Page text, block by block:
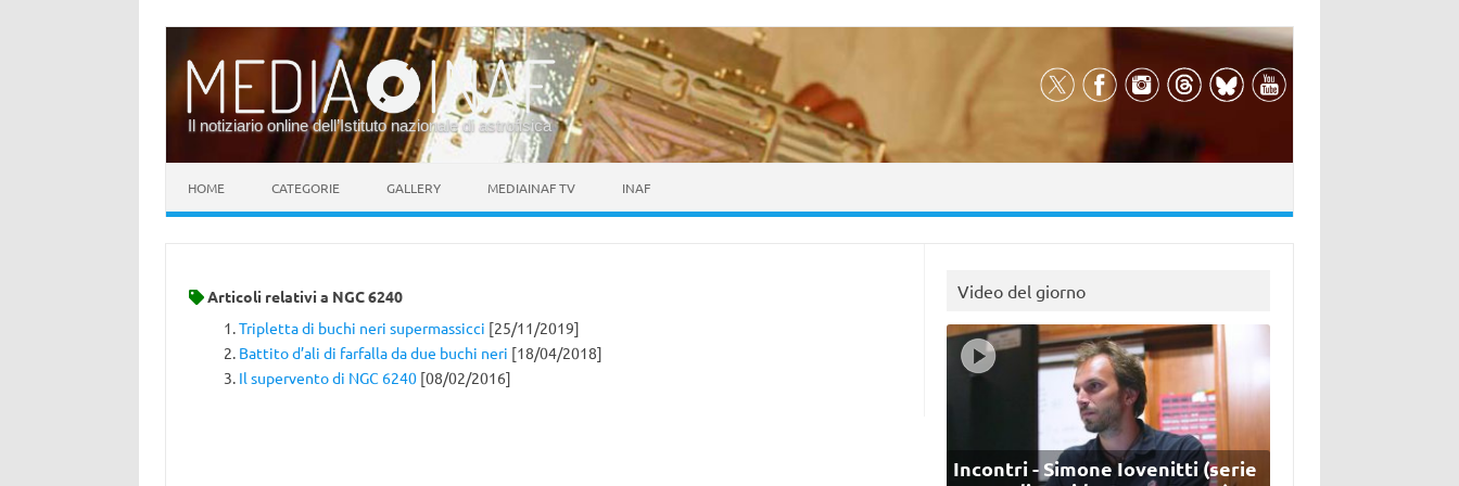
Il notiziario online dell’Istituto nazionale di astrofisica
HOME CATEGORIE GALLERY MEDIAINAF TV INAF
Articoli relativi a NGC 6240
Tripletta di buchi neri supermassicci [25/11/2019]
Battito d’ali di farfalla da due buchi neri [18/04/2018]
Il supervento di NGC 6240[08/02/2016]
Video del giorno
Incontri - Simone Iovenitti (serie